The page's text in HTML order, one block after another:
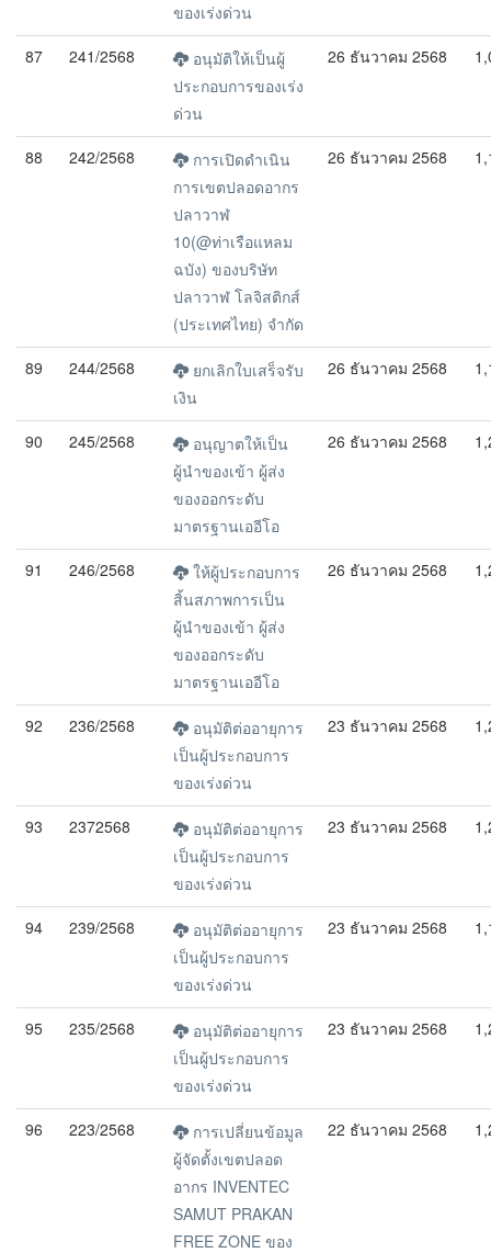
ของเร่งด่วน
87 241/2568
อนุมัติให้เป็นผู้
ประกอบการของเร่ง
ด่วน
26 ธันวาคม 2568
88 242/2568
การเปิดดำเนิน
การเขตปลอดอากร
ปลาวาฬ
10(@ท่าเรือแหลม
ฉบัง) ของบริษัท
ปลาวาฬ โลจิสติกส์
(ประเทศไทย) จำกัด
26 ธันวาคม 2568
89 244/2568
ยกเลิกใบเสร็จรับ
เงิน
26 ธันวาคม 2568
90 245/2568
อนุญาตให้เป็น
ผู้นำของเข้า ผู้ส่ง
ของออกระดับ
มาตรฐานเออีโอ
26 ธันวาคม 2568
91 246/2568
ให้ผู้ประกอบการ
สิ้นสภาพการเป็น
ผู้นำของเข้า ผู้ส่ง
ของออกระดับ
มาตรฐานเออีโอ
26 ธันวาคม 2568
92 236/2568
อนุมัติต่ออายุการ
เป็นผู้ประกอบการ
ของเร่งด่วน
23 ธันวาคม 2568
93 2372568
อนุมัติต่ออายุการ
เป็นผู้ประกอบการ
ของเร่งด่วน
23 ธันวาคม 2568
94 239/2568
อนุมัติต่ออายุการ
เป็นผู้ประกอบการ
ของเร่งด่วน
23 ธันวาคม 2568
95 235/2568
อนุมัติต่ออายุการ
เป็นผู้ประกอบการ
ของเร่งด่วน
23 ธันวาคม 2568
96 223/2568
การเปลี่ยนข้อมูล
ผู้จัดตั้งเขตปลอด
อากร INVENTEC
SAMUT PRAKAN
FREE ZONE ของ
22 ธันวาคม 2568